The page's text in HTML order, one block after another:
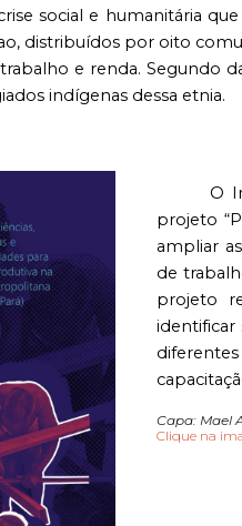
social e humanitária
distribuídos por oito
e renda. Segundo
indígenas dessa etnia.
O
projeto
ampliar
de
projeto
identificar
Capa: Mael
Clique na